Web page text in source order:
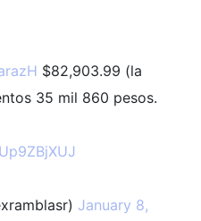
$82,903.99 (la
35 mil 860 pesos.
January 8,